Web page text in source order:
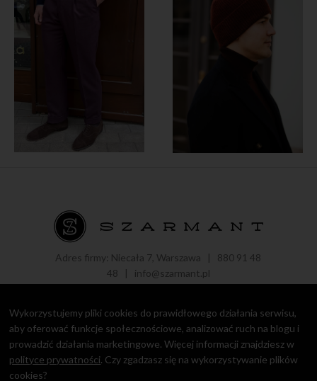
Adres firmy: Niecała 7, Warszawa | 880 91 48
48 | info@szarmant.pl
Copyright © 2016 - 2021 Roman Zaczkiewicz.
Polityka prywatności
Wykorzystujemy pliki cookies do prawidłowego działania serwisu,
aby oferować funkcje społecznościowe, analizować ruch na blogu i
prowadzić działania marketingowe. Więcej informacji znajdziesz w
polityce prywatności. Czy zgadzasz się na wykorzystywanie plików
cookies?